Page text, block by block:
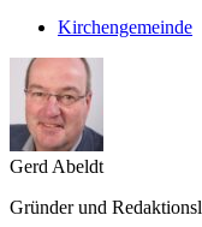
Kirchengemeinde
Gerd Abeldt
Gründer und